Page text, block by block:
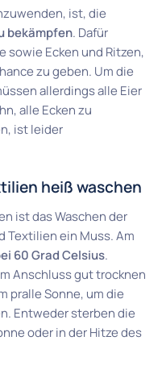
ist, die
bekämpfen. Dafür
sowie Ecken und Ritzen,
zu geben. Um die
allerdings alle Eier
alle Ecken zu
ist leider
heiß waschen
ist das Waschen der
Textilien ein Muss. Am
60 Grad Celsius.
Anschluss gut trocknen
pralle Sonne, um die
Entweder sterben die
oder in der Hitze des